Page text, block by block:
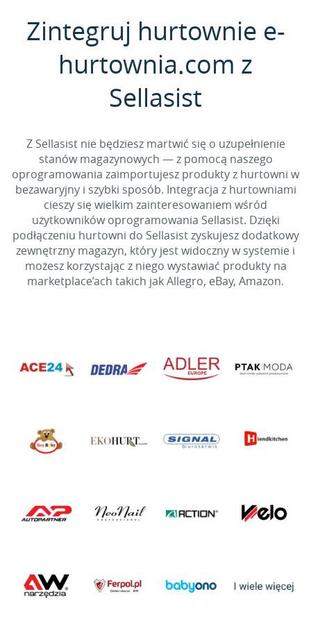
Zintegruj hurtownie e-
hurtownia.com z
Sellasist
Z Sellasist nie będziesz martwić się o uzupełnienie
stanów magazynowych — z pomocą naszego
oprogramowania zaimportujesz produkty z hurtowni w
bezawaryjny i szybki sposób. Integracja z hurtowniami
cieszy się wielkim zainteresowaniem wśród
użytkowników oprogramowania Sellasist. Dzięki
podłączeniu hurtowni do Sellasist zyskujesz dodatkowy
zewnętrzny magazyn, który jest widoczny w systemie i
możesz korzystając z niego wystawiać produkty na
marketplace’ach takich jak Allegro, eBay, Amazon.